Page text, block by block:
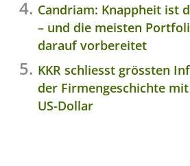
Candriam: Knappheit ist
– und die meisten
darauf vorbereitet
KKR schliesst grössten
der Firmengeschichte
US-Dollar